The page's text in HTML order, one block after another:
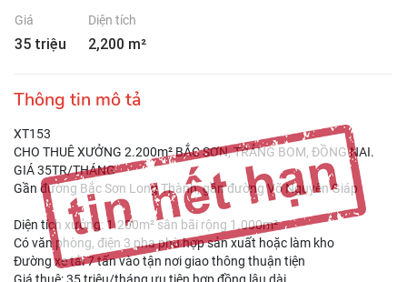
Giá
35 triệu
Diện tích
2,200 m²
Thông tin mô tả
XT153
CHO THUÊ XƯỞNG 2.200m² BẮC SƠN, TRẢNG BOM, ĐỒNG NAI.
GIÁ 35TR/THÁNG
Gần đường Bắc Sơn Long Thành, gần đường Võ Nguyên Giáp
Diện tích xưởng: 1.200m² sân bãi rộng 1.000m²
Có văn phòng, điện 3 pha phù hợp sản xuất hoặc làm kho
Đường xe tải 7 tấn vào tận nơi giao thông thuận tiện